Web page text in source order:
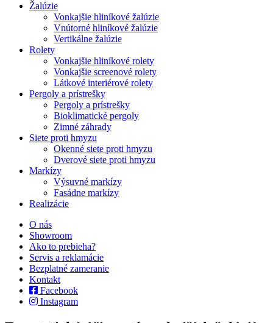
Žalúzie
Vonkajšie hliníkové žalúzie
Vnútorné hliníkové žalúzie
Vertikálne žalúzie
Rolety
Vonkajšie hliníkové rolety
Vonkajšie screenové rolety
Látkové interiérové rolety
Pergoly a prístrešky
Pergoly a prístrešky
Bioklimatické pergoly
Zimné záhrady
Siete proti hmyzu
Okenné siete proti hmyzu
Dverové siete proti hmyzu
Markízy
Výsuvné markízy
Fasádne markízy
Realizácie
O nás
Showroom
Ako to prebieha?
Servis a reklamácie
Bezplatné zameranie
Kontakt
Facebook
Instagram